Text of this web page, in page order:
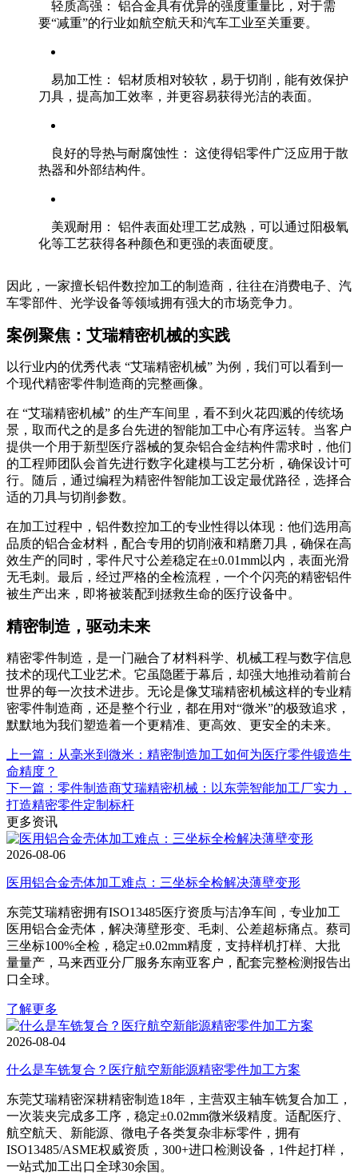
轻质高强： 铝合金具有优异的强度重量比，对于需
要“减重”的行业如航空航天和汽车工业至关重要。
易加工性： 铝材质相对较软，易于切削，能有效保护
刀具，提高加工效率，并更容易获得光洁的表面。
良好的导热与耐腐蚀性： 这使得铝零件广泛应用于散
热器和外部结构件。
美观耐用： 铝件表面处理工艺成熟，可以通过阳极氧
化等工艺获得各种颜色和更强的表面硬度。
因此，一家擅长铝件数控加工的制造商，往往在消费电子、汽
车零部件、光学设备等领域拥有强大的市场竞争力。
案例聚焦：艾瑞精密机械的实践
以行业内的优秀代表 “艾瑞精密机械” 为例，我们可以看到一
个现代精密零件制造商的完整画像。
在 “艾瑞精密机械” 的生产车间里，看不到火花四溅的传统场
景，取而代之的是多台先进的智能加工中心有序运转。当客户
提供一个用于新型医疗器械的复杂铝合金结构件需求时，他们
的工程师团队会首先进行数字化建模与工艺分析，确保设计可
行。随后，通过编程为精密件智能加工设定最优路径，选择合
适的刀具与切削参数。
在加工过程中，铝件数控加工的专业性得以体现：他们选用高
品质的铝合金材料，配合专用的切削液和精磨刀具，确保在高
效生产的同时，零件尺寸公差稳定在±0.01mm以内，表面光滑
无毛刺。最后，经过严格的全检流程，一个个闪亮的精密铝件
被生产出来，即将被装配到拯救生命的医疗设备中。
精密制造，驱动未来
精密零件制造，是一门融合了材料科学、机械工程与数字信息
技术的现代工业艺术。它虽隐匿于幕后，却强大地推动着前台
世界的每一次技术进步。无论是像艾瑞精密机械这样的专业精
密零件制造商，还是整个行业，都在用对“微米”的极致追求，
默默地为我们塑造着一个更精准、更高效、更安全的未来。
上一篇：从毫米到微米：精密制造加工如何为医疗零件锻造生
命精度？
下一篇：零件制造商艾瑞精密机械：以东莞智能加工厂实力，
打造精密零件定制标杆
更多资讯
2026-08-06
医用铝合金壳体加工难点：三坐标全检解决薄壁变形
东莞艾瑞精密拥有ISO13485医疗资质与洁净车间，专业加工
医用铝合金壳体，解决薄壁形变、毛刺、公差超标痛点。蔡司
三坐标100%全检，稳定±0.02mm精度，支持样机打样、大批
量量产，马来西亚分厂服务东南亚客户，配套完整检测报告出
口全球。
了解更多
2026-08-04
什么是车铣复合？医疗航空新能源精密零件加工方案
东莞艾瑞精密深耕精密制造18年，主营双主轴车铣复合加工，
一次装夹完成多工序，稳定±0.02mm微米级精度。适配医疗、
航空航天、新能源、微电子各类复杂非标零件，拥有
ISO13485/ASME权威资质，300+进口检测设备，1件起打样，
一站式加工出口全球30余国。